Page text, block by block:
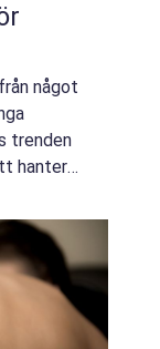
något
trenden
hantera
...